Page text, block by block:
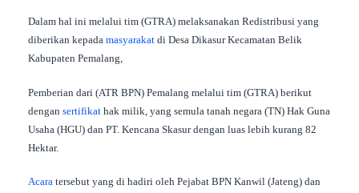
Dalam hal ini melalui tim (GTRA) melaksanakan Redistribusi yang
diberikan kepada masyarakat di Desa Dikasur Kecamatan Belik
Kabupaten Pemalang,
Pemberian dari (ATR BPN) Pemalang melalui tim (GTRA) berikut
dengan sertifikat hak milik, yang semula tanah negara (TN) Hak Guna
Usaha (HGU) dan PT. Kencana Skasur dengan luas lebih kurang 82
Hektar.
Acara tersebut yang di hadiri oleh Pejabat BPN Kanwil (Jateng) dan